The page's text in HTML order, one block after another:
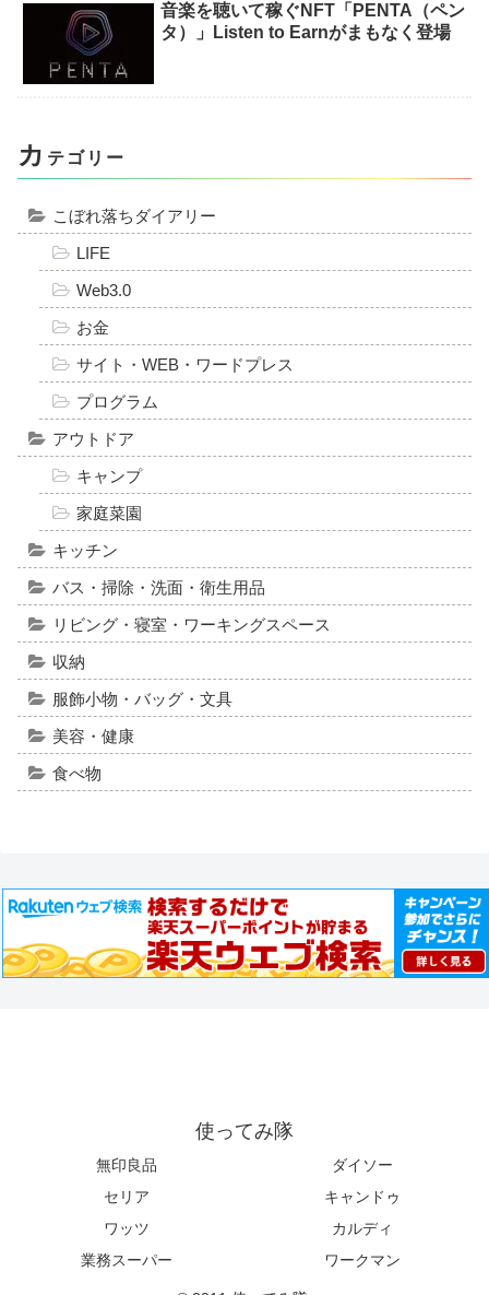
音楽を聴いて稼ぐNFT「PENTA（ペン
タ）」Listen to Earnがまもなく登場
カ テゴリー
こぼれ落ちダイアリー
LIFE
Web3.0
お金
サイト・WEB・ワードプレス
プログラム
アウトドア
キャンプ
家庭菜園
キッチン
バス・掃除・洗面・衛生用品
リビング・寝室・ワーキングスペース
収納
服飾小物・バッグ・文具
美容・健康
食べ物
使ってみ隊
無印良品
ダイソー
セリア
キャンドゥ
ワッツ
カルディ
業務スーパー
ワークマン